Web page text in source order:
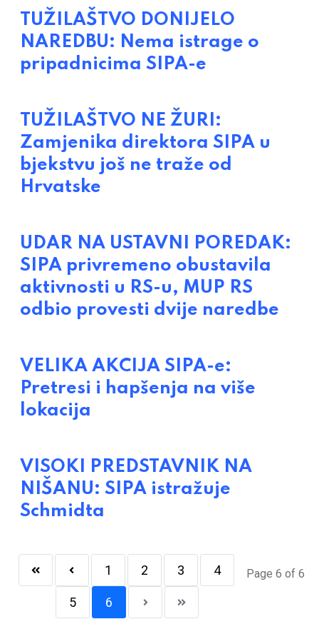
TUŽILAŠTVO DONIJELO
NAREDBU: Nema istrage o
pripadnicima SIPA-e
TUŽILAŠTVO NE ŽURI:
Zamjenika direktora SIPA u
bjekstvu još ne traže od
Hrvatske
UDAR NA USTAVNI POREDAK:
SIPA privremeno obustavila
aktivnosti u RS-u, MUP RS
odbio provesti dvije naredbe
VELIKA AKCIJA SIPA-e:
Pretresi i hapšenja na više
lokacija
VISOKI PREDSTAVNIK NA
NIŠANU: SIPA istražuje
Schmidta
Page 6 of 6
1 2 3 4
5 6